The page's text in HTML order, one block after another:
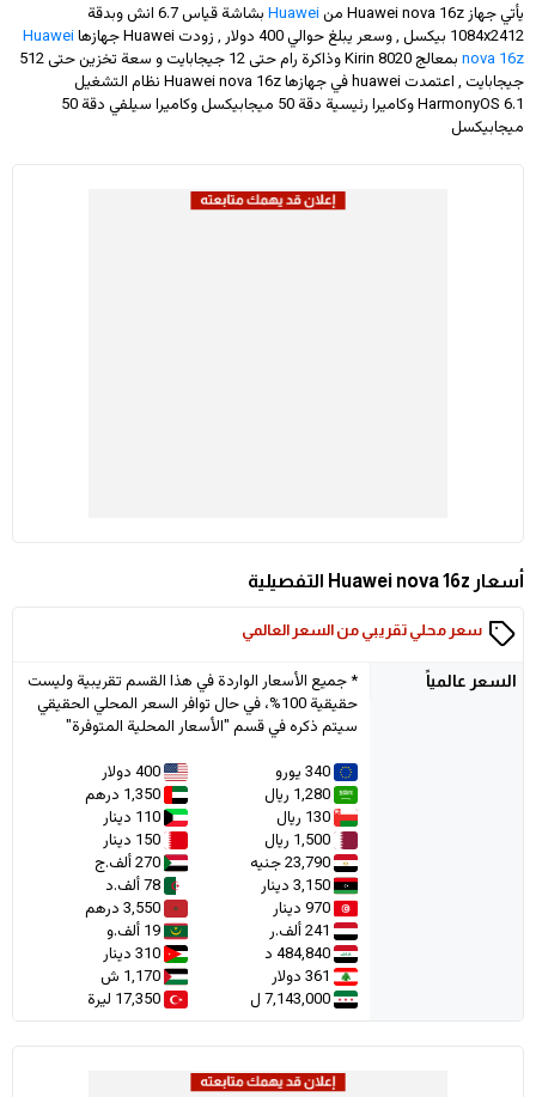
يأتي جهاز Huawei nova 16z من Huawei بشاشة قياس 6.7 انش وبدقة
1084x2412 بيكسل , وسعر يبلغ حوالي 400 دولار , زودت Huawei جهازها
Huawei
nova 16z
بمعالج Kirin 8020 وذاكرة رام حتى 12 جيجابايت و سعة تخزين حتى 512
جيجابايت , اعتمدت huawei في جهازها Huawei nova 16z نظام التشغيل
HarmonyOS 6.1 وكاميرا رئيسية دقة 50 ميجابيكسل وكاميرا سيلفي دقة 50
ميجابيكسل
أسعار Huawei nova 16z التفصيلية
سعر محلي تقريبي من السعر العالمي
السعر عالمياً
* جميع الأسعار الواردة في هذا القسم تقريبية وليست
حقيقية 100%، في حال توافر السعر المحلي الحقيقي
سيتم ذكره في قسم "الأسعار المحلية المتوفرة"
340 يورو
400 دولار
1,280 ريال
1,350 درهم
130 ريال
110 دينار
1,500 ريال
150 دينار
23,790 جنيه
270 ألف.ج
3,150 دينار
78 ألف.د
970 دينار
3,550 درهم
241 ألف.ر
19 ألف.و
484,840 د
310 دينار
361 دولار
1,170 ش
7,143,000 ل
17,350 ليرة